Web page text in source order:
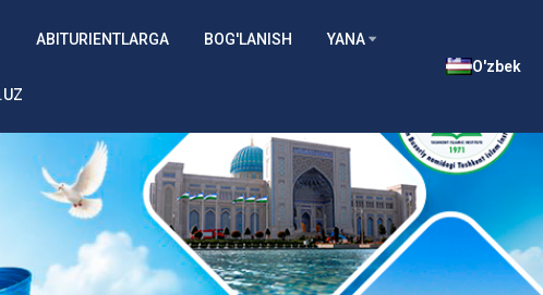
ABITURIENTLARGA BOG'LANISH YANA
O'zbek